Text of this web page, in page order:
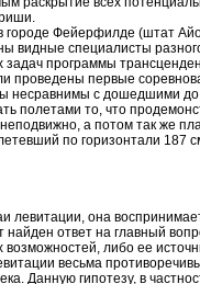
городе Фейерфилде (штат
видные специалисты
программы
проведены первые
несравнимы с дошедшими
полетами то, что
неподвижно, а потом так же
по горизонтали 187
левитации, она
найден ответ на главный
возможностей, либо ее
весьма
Данную гипотезу, в